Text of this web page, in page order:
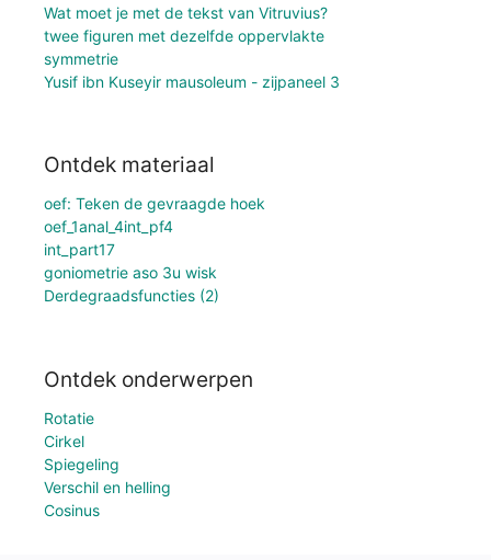
Wat moet je met de tekst van Vitruvius?
twee figuren met dezelfde oppervlakte
symmetrie
Yusif ibn Kuseyir mausoleum - zijpaneel 3
Ontdek materiaal
oef: Teken de gevraagde hoek
oef_1anal_4int_pf4
int_part17
goniometrie aso 3u wisk
Derdegraadsfuncties (2)
Ontdek onderwerpen
Rotatie
Cirkel
Spiegeling
Verschil en helling
Cosinus